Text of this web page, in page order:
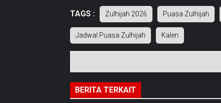
TAGS : Zulhijah 2026 Puasa Zulhijah
Jadwal Puasa Zulhijah Kalen
BERITA TERKAIT